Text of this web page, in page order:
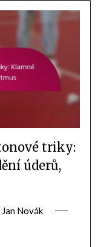
triky:
úderů,
Jan Novák